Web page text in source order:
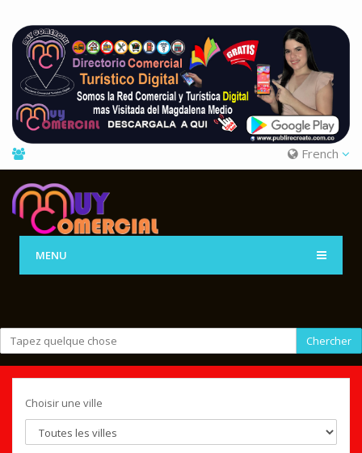
French
MENU
Chercher
Choisir une ville